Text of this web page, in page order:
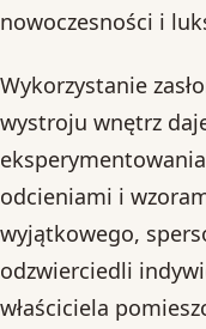
nowoczesności i
Wykorzystanie
wystroju wnętrz
odcieniami i
wyjątkowego,
odzwierciedli
właściciela